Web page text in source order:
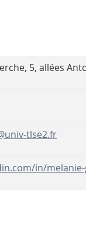
5, allées
tlse2.fr
in/